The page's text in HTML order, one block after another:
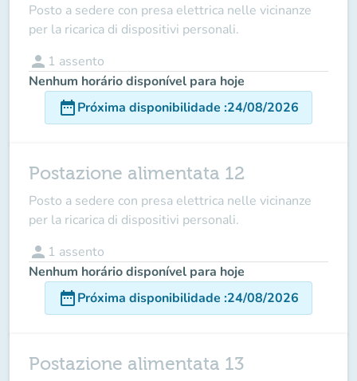
Posto a sedere con presa elettrica nelle vicinanze
per la ricarica di dispositivi personali.
person 1 assento
Nenhum horário disponível para hoje
date_rangePróxima disponibilidade :24/08/2026
Postazione alimentata 12
Posto a sedere con presa elettrica nelle vicinanze
per la ricarica di dispositivi personali.
person 1 assento
Nenhum horário disponível para hoje
date_rangePróxima disponibilidade :24/08/2026
Postazione alimentata 13